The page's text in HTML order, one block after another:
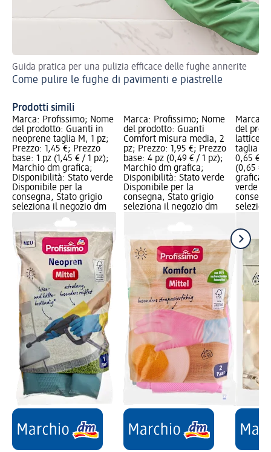
Guida pratica per una pulizia efficace delle fughe annerite
Come pulire le fughe di pavimenti e piastrelle
Prodotti simili
Marca: Profissimo; Nome
del prodotto: Guanti in
neoprene taglia M, 1 pz;
Prezzo: 1,45 €; Prezzo
base: 1 pz (1,45 € / 1 pz);
Marchio dm grafica;
Disponibilità: Stato verde
Disponibile per la
consegna, Stato grigio
seleziona il negozio dm
Marca: Profissimo; Nome
del prodotto: Guanti
Comfort misura media, 2
pz; Prezzo: 1,95 €; Prezzo
base: 4 pz (0,49 € / 1 pz);
Marchio dm grafica;
Disponibilità: Stato verde
Disponibile per la
consegna, Stato grigio
seleziona il negozio dm
Marca:
del
lattice
taglia L,
0,65 €;
(0,65 € /
grafica;
verde